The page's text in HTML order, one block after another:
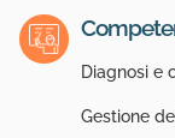
Diagnosi e
Gestione